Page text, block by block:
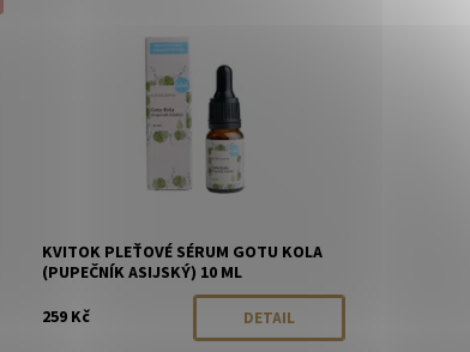
KVITOK PLEŤOVÉ SÉRUM GOTU KOLA
(PUPEČNÍK ASIJSKÝ) 10 ML
259 Kč
DETAIL